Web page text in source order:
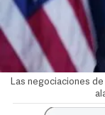
Las negociaciones